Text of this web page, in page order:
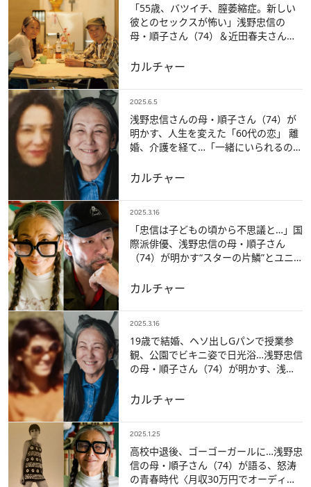
「55歳、バツイチ、膣萎縮症。新しい
彼とのセックスが怖い」浅野忠信の
母・順子さん（74）＆近田春夫さん
カルチャー
2025.6.5
浅野忠信さんの母・順子さん（74）が
明かす、人生を変えた「60代の恋」 離
婚、介護を経て…「一緒にいられるのは
って」
カルチャー
2025.3.16
「忠信は子どもの頃から不思議と…」国
際派俳優、浅野忠信の母・順子さん
（74）が明かす“スターの片鱗”とユニ
カルチャー
2025.3.16
19歳で結婚、ヘソ出しGパンで授業参
観、公園でビキニ姿で日光浴…浅野忠信
の母・順子さん（74）が明かす、浅野
カルチャー
2025.1.25
高校中退後、ゴーゴーガールに…浅野忠
信の母・順子さん（74）が語る、怒涛
の青春時代〈月収30万円でオーディシ